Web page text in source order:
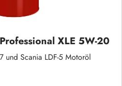
XLE 5W-20
und Scania LDF-5 Motoröl